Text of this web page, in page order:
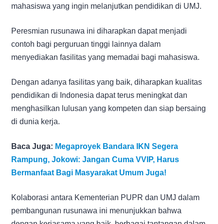
mahasiswa yang ingin melanjutkan pendidikan di UMJ.
Peresmian rusunawa ini diharapkan dapat menjadi
contoh bagi perguruan tinggi lainnya dalam
menyediakan fasilitas yang memadai bagi mahasiswa.
Dengan adanya fasilitas yang baik, diharapkan kualitas
pendidikan di Indonesia dapat terus meningkat dan
menghasilkan lulusan yang kompeten dan siap bersaing
di dunia kerja.
Baca Juga: Megaproyek Bandara IKN Segera
Rampung, Jokowi: Jangan Cuma VVIP, Harus
Bermanfaat Bagi Masyarakat Umum Juga!
Kolaborasi antara Kementerian PUPR dan UMJ dalam
pembangunan rusunawa ini menunjukkan bahwa